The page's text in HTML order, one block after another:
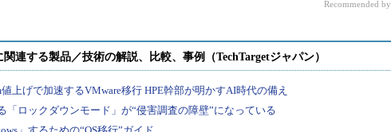
Recommended by